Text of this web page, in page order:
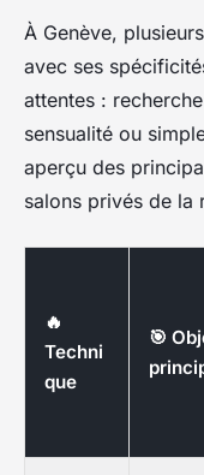
À Genève,
avec ses
attentes :
sensualité ou
aperçu des
salons privés de la
🔥
Techni
que
🎯